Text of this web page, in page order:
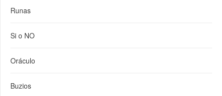
Runas
Si o NO
Oráculo
Buzios